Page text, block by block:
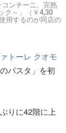
ンチーニ、完熟
ク～」（￥4,30
用するのが同店の
ァトーレ クオモ
パスタ」を初
りに42階に上